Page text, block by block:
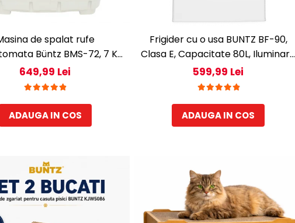
de spalat rufe
Büntz BMS-72, 7 Kg,
rufe stoarcere 5Kg, 330
W, Alb/Albastru
649,99 Lei
ADAUGA IN COS
Frigider cu o usa BUNTZ BF-90,
Clasa E, Capacitate 80L, Iluminare
interioara, Compartiment gheata,
H 83 cm, Alb
599,99 Lei
ADAUGA IN COS